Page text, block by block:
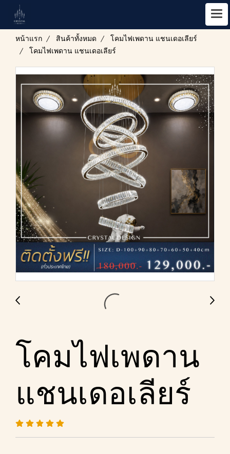
หน้าแรก สินค้าทั้งหมด
โคมไฟเพดาน แชนเดอเลียร์
โคมไฟเพดาน แชนเดอเลียร์
โคมไฟเพดาน
แชนเดอเลียร์